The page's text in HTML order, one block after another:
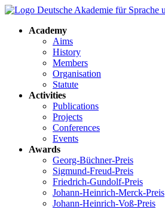
Academy
Aims
History
Members
Organisation
Statute
Activities
Publications
Projects
Conferences
Events
Awards
Georg-Büchner-Preis
Sigmund-Freud-Preis
Friedrich-Gundolf-Preis
Johann-Heinrich-Merck-Preis
Johann-Heinrich-Voß-Preis